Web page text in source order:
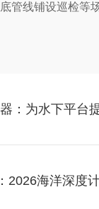
线铺设巡检等
：为水下平台
2026海洋深度